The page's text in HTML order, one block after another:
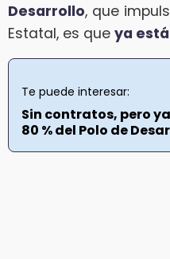
Desarrollo, que
Estatal, es que ya
Te puede interesar:
Sin contratos, pero
80 % del Polo de